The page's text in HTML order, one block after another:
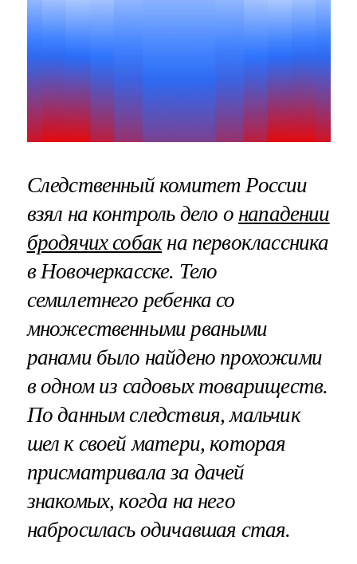
Следственный комитет России
взял на контроль дело о нападении
бродячих собакна первоклассника
в Новочеркасске. Тело
семилетнего ребенка со
множественными рваными
ранами было найдено прохожими
в одном из садовых товариществ.
По данным следствия, мальчик
шел к своей матери, которая
присматривала за дачей
знакомых, когда на него
набросилась одичавшая стая.